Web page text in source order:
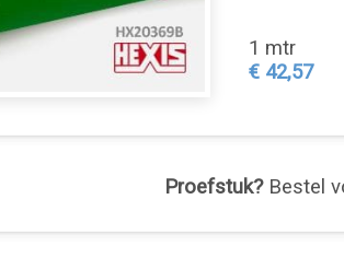
1 mtr
€ 42,57
Proefstuk?Bestel